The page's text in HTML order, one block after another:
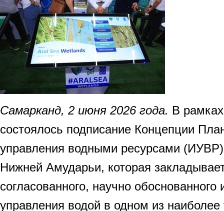
Самарканд, 2 июня 2026 года. В
состоялось подписание Концепции
управления водными ресурсами
Нижней Амударьи, которая
согласованного, научно обоснованного
управления водой в одном из